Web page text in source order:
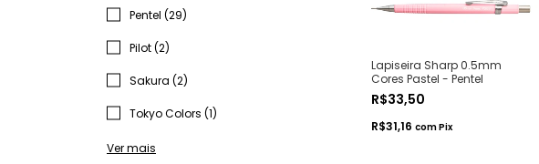
Pentel (29)
Pilot (2)
Sakura (2)
Tokyo Colors (1)
Ver mais
Lapiseira Sharp 0.5mm
Cores Pastel - Pentel
R$33,50
R$31,16 comPix